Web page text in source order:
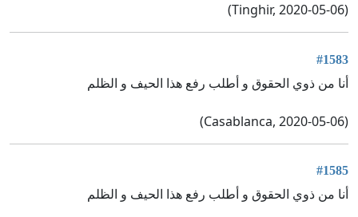
(Tinghir, 2020-05-06)
#1583
أنا من ذوي الحقوق و أطلب رفع هذا الحيف و الظلم
(Casablanca, 2020-05-06)
#1585
أنا من ذوي الحقوق و أطلب رفع هذا الحيف و الظلم